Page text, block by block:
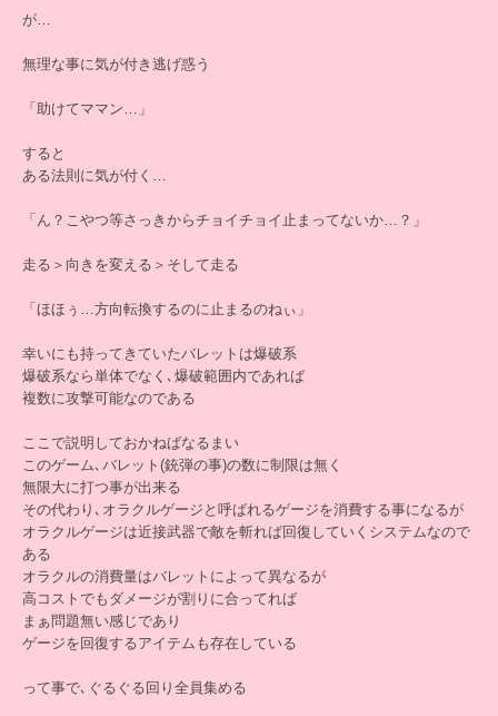
が…
無理な事に気が付き逃げ惑う
「助けてママン…」
すると
ある法則に気が付く…
「ん？こやつ等さっきからチョイチョイ止まってないか…？」
走る＞向きを変える＞そして走る
「ほほぅ…方向転換するのに止まるのねぃ」
幸いにも持ってきていたバレットは爆破系
爆破系なら単体でなく､爆破範囲内であれば
複数に攻撃可能なのである
ここで説明しておかねばなるまい
このゲーム､バレット(銃弾の事)の数に制限は無く
無限大に打つ事が出来る
その代わり､オラクルゲージと呼ばれるゲージを消費する事になるが
オラクルゲージは近接武器で敵を斬れば回復していくシステムなので
ある
オラクルの消費量はバレットによって異なるが
高コストでもダメージが割りに合ってれば
まぁ問題無い感じであり
ゲージを回復するアイテムも存在している
って事で､ぐるぐる回り全員集める